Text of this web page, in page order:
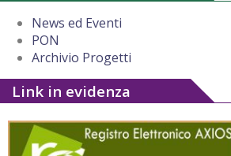
News ed Eventi
PON
Archivio Progetti
Link in evidenza